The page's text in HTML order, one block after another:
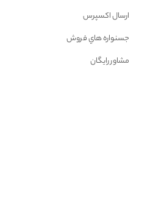
ارسال اکسپرس
جسنواره هاي فروش
مشاور رايگان